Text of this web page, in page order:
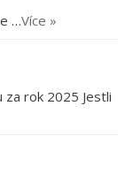
…Více »
za rok 2025 Jestli